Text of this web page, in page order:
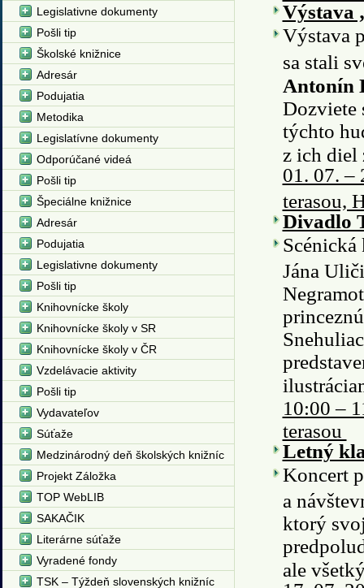
Výstava
Výstava
sa stali
Antonín
Dozviete
týchto
z ich diel
01. 07. –
terasou,
Divadlo
Jána
10:00 –
terasou
Letný
Koncert
a
ktorý
ale
Legislativne dokumenty
Pošli tip
Školské knižnice
Adresár
Podujatia
Metodika
Legislatívne dokumenty
Odporúčané videá
Pošli tip
Špeciálne knižnice
Adresár
Podujatia
Legislativne dokumenty
Pošli tip
Knihovnícke školy
Knihovnícke školy v SR
Knihovnícke školy v ČR
Vzdelávacie aktivity
Pošli tip
Vydavateľov
Súťaže
Medzinárodný deň školských knižníc
Projekt Záložka
TOP WebLIB
SAKAČIK
Literárne súťaže
Vyradené fondy
TSK – Týždeň slovenských knižníc